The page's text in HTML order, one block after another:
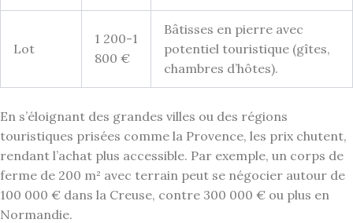
Lot
1 200-1
800 €
Bâtisses en pierre avec
potentiel touristique (gîtes,
chambres d’hôtes).
En s’éloignant des grandes villes ou des régions
touristiques prisées comme la Provence, les prix chutent,
rendant l’achat plus accessible. Par exemple, un corps de
ferme de 200 m² avec terrain peut se négocier autour de
100 000 € dans la Creuse, contre 300 000 € ou plus en
Normandie.